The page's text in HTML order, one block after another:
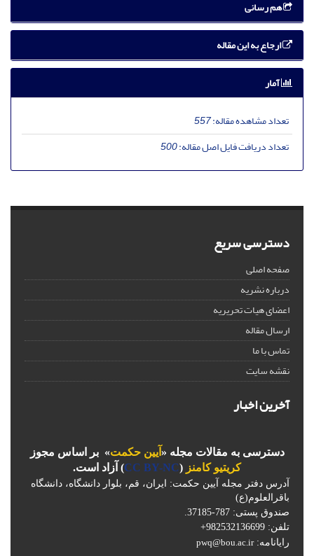
هم رسانی
ارجاع به این مقاله
آمار
تعداد مشاهده مقاله:557
تعداد دریافت فایل اصل مقاله:500
دسترسی سریع
صفحه اصلی
درباره نشریه
اعضای هیات تحریریه
ارسال مقاله
تماس با ما
نقشه سایت
آخرین اخبار
دسترسی به مقالات مجله « آیین حکمت» بر اساس مجوز
کریتیو کامنز (
CC BY-NC) آزاد است.
آدرس دفتر مجله آیین حکمت: ایران، قم، بلوار دانشگاه، دانشگاه
باقرالعلوم(ع)
صندوق پستی: 787-37185.
تلفن: 982532136699+
رایانامه:pwq@bou.ac.ir